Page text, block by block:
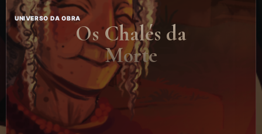
UNIVERSO DA OBRA
Os Chalés da
Morte